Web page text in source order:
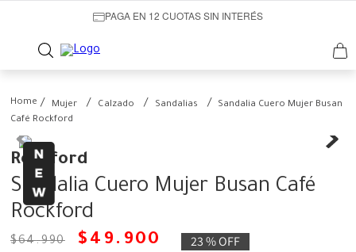
PAGA EN 12 CUOTAS SIN INTERÉS
Mujer Calzado Sandalias
Sandalia Cuero Mujer Busan
Café Rockford
Rockford
Sandalia Cuero Mujer Busan Café
Rockford
$64.990 $ 49 . 900 23 %OFF